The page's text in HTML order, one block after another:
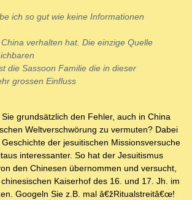
ich so gut wie keine Informationen
verhalten hat. Die einzige Quelle
die Sassoon Familie die in dieser
grossen Einfluss
grundsätzlich den Fehler, auch in China
Weltverschwörung zu vermuten? Dabei
der jesuitischen Missionsversuche
interessanter. So hat der Jesuitismus
den Chinesen übernommen und versucht,
Kaiserhof des 16. und 17. Jh. im
Googeln Sie z.B. mal â€žRitualstreitâ€œ!